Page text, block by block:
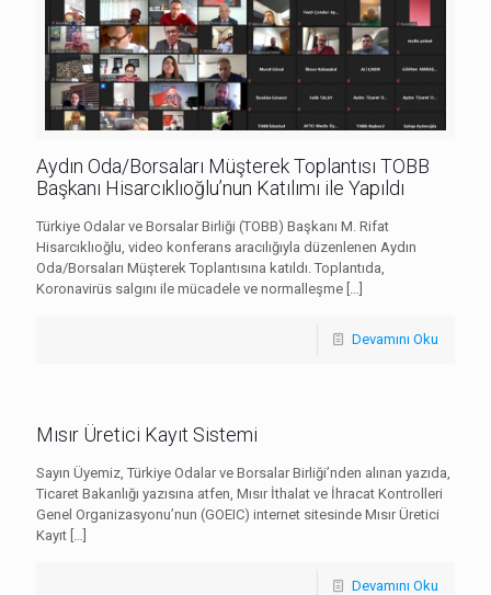
Aydın Oda/Borsaları Müşterek Toplantısı TOBB
Başkanı Hisarcıklıoğlu’nun Katılımı ile Yapıldı
Türkiye Odalar ve Borsalar Birliği (TOBB) Başkanı M. Rifat
Hisarcıklıoğlu, video konferans aracılığıyla düzenlenen Aydın
Oda/Borsaları Müşterek Toplantısına katıldı. Toplantıda,
Koronavirüs salgını ile mücadele ve normalleşme […]
Devamını Oku
Mısır Üretici Kayıt Sistemi
Sayın Üyemiz, Türkiye Odalar ve Borsalar Birliği’nden alınan yazıda,
Ticaret Bakanlığı yazısına atfen, Mısır İthalat ve İhracat Kontrolleri
Genel Organizasyonu’nun (GOEIC) internet sitesinde Mısır Üretici
Kayıt […]
Devamını Oku